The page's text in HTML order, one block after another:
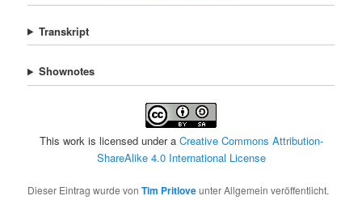
Transkript
Shownotes
This work is licensed under a Creative Commons Attribution-
ShareAlike 4.0 International License
Dieser Eintrag wurde vonTim Pritloveunter Allgemein veröffentlicht.